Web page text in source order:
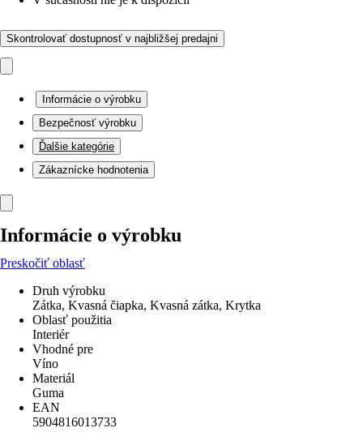
Skontrolovať dostupnosť v najbližšej predajni
Informácie o výrobku
Bezpečnosť výrobku
Ďalšie kategórie
Zákaznícke hodnotenia
Informácie o výrobku
Preskočiť oblasť
Druh výrobku
Zátka, Kvasná čiapka, Kvasná zátka, Krytka
Oblasť použitia
Interiér
Vhodné pre
Víno
Materiál
Guma
EAN
5904816013733